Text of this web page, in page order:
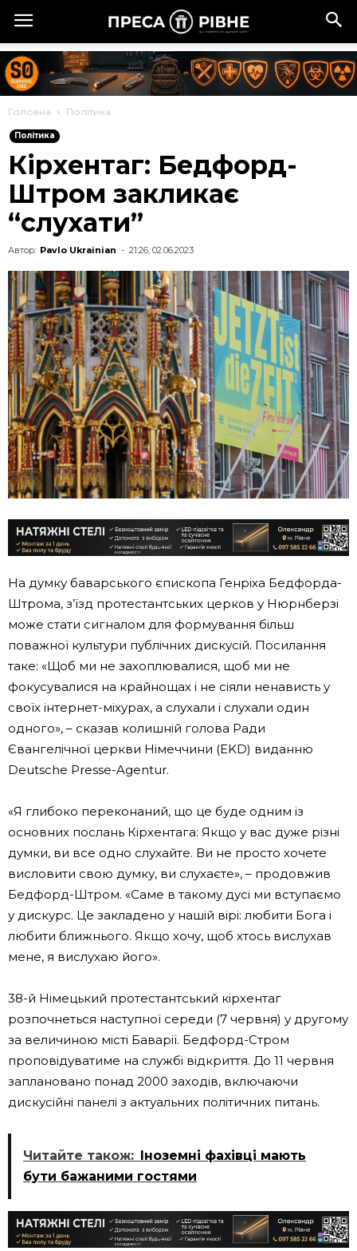
Головна Політика
Політика
Кірхентаг: Бедфорд-
Штром закликає
“слухати”
Автор: Pavlo Ukrainian - 21:26, 02.06.2023
На думку баварського єпископа Генріха Бедфорда-
Штрома, з’їзд протестантських церков у Нюрнберзі
може стати сигналом для формування більш
поважної культури публічних дискусій. Посилання
таке: «Щоб ми не захоплювалися, щоб ми не
фокусувалися на крайнощах і не сіяли ненависть у
своїх інтернет-міхурах, а слухали і слухали один
одного», – сказав колишній голова Ради
Євангелічної церкви Німеччини (EKD) виданню
Deutsche Presse-Agentur.
«Я глибоко переконаний, що це буде одним із
основних послань Кірхентага: Якщо у вас дуже різні
думки, ви все одно слухайте. Ви не просто хочете
висловити свою думку, ви слухаєте», – продовжив
Бедфорд-Штром. «Саме в такому дусі ми вступаємо
у дискурс. Це закладено у нашій вірі: любити Бога і
любити ближнього. Якщо хочу, щоб хтось вислухав
мене, я вислухаю його».
38-й Німецький протестантський кірхентаг
розпочнеться наступної середи (7 червня) у другому
за величиною місті Баварії. Бедфорд-Стром
проповідуватиме на службі відкриття. До 11 червня
заплановано понад 2000 заходів, включаючи
дискусійні панелі з актуальних політичних питань.
Читайте також:
Іноземні фахівці мають
бути бажаними гостями